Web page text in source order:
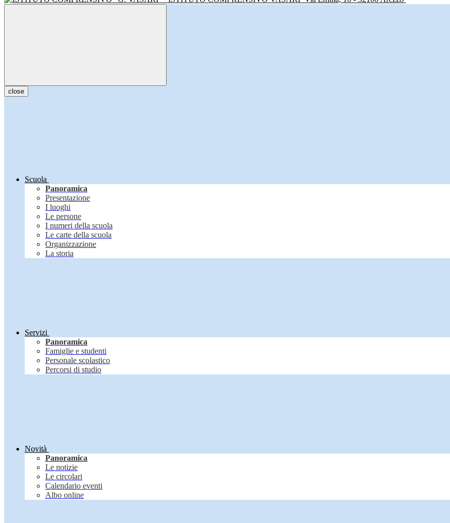
close
Scuola
Panoramica
Presentazione
I luoghi
Le persone
I numeri della scuola
Le carte della scuola
Organizzazione
La storia
Servizi
Panoramica
Famiglie e studenti
Personale scolastico
Percorsi di studio
Novità
Panoramica
Le notizie
Le circolari
Calendario eventi
Albo online